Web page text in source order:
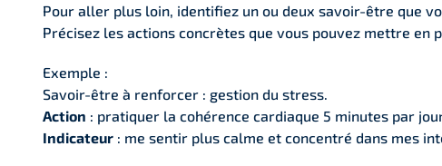
Pour aller plus loin, identifiez un ou deux savoir-être que
Précisez les actions concrètes que vous pouvez mettre
Exemple :
Savoir-être à renforcer : gestion du stress.
Action : pratiquer la cohérence cardiaque 5 minutes par
Indicateur : me sentir plus calme et concentré dans mes